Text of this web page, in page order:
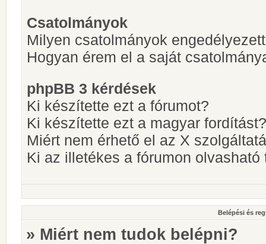
Csatolmányok
Milyen csatolmányok
Hogyan érem el a saját
phpBB 3 kérdések
Ki készítette ezt a fórumot?
Ki készítette ezt a magyar fordítást?
Miért nem érhető el az X
Ki az illetékes a fórumon
Belépési és
» Miért nem tudok belépni?